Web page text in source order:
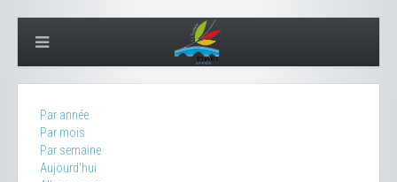
Par année
Par mois
Par semaine
Aujourd'hui